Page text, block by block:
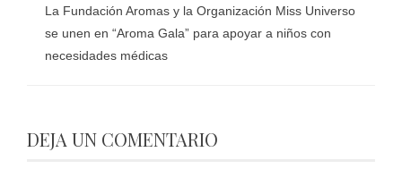
La Fundación Aromas y la Organización Miss Universo
se unen en “Aroma Gala” para apoyar a niños con
necesidades médicas
DEJA UN COMENTARIO